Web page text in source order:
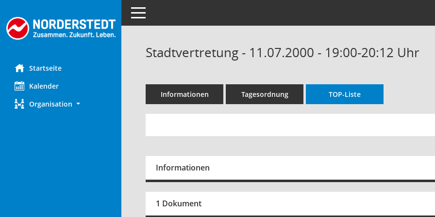
Startseite
Kalender
Organisation
Toggle navigation
Stadtvertretung - 11.07.2000 - 19:00-20:12 Uhr
Informationen Tagesordnung TOP-Liste
Informationen
1 Dokument